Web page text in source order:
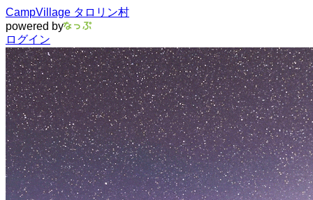
CampVillage タロリン村
powered by
ログイン